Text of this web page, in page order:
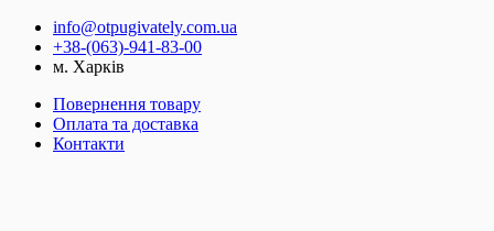
info@otpugivately.com.ua
+38-(063)-941-83-00
м. Харків
Повернення товару
Оплата та доставка
Контакти